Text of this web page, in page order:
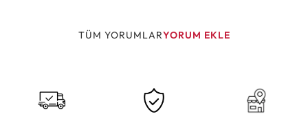
TÜM YORUMLARYORUM EKLE